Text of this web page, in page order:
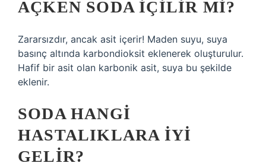
AÇKEN SODA IÇILIR MI?
Zararsızdır, ancak asit içerir! Maden suyu, suya
basınç altında karbondioksit eklenerek oluşturulur.
Hafif bir asit olan karbonik asit, suya bu şekilde
eklenir.
SODA HANGI
HASTALIKLARA IYI
GELIR?